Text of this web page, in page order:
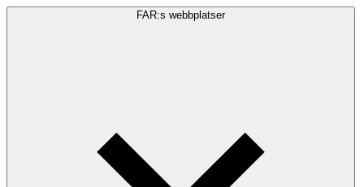
FAR:s webbplatser